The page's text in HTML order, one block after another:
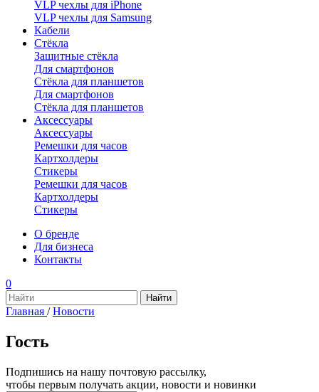
VLP чехлы для iPhone
VLP чехлы для Samsung
Кабели
Стёкла
Защитные стёкла
Для смартфонов
Стёкла для планшетов
Для смартфонов
Стёкла для планшетов
Аксессуары
Аксессуары
Ремешки для часов
Картхолдеры
Стикеры
Ремешки для часов
Картхолдеры
Стикеры
О бренде
Для бизнеса
Контакты
0
Главная / Новости
Гость
Подпишись на нашу почтовую рассылку,
чтобы первым получать акции, новости и новинки